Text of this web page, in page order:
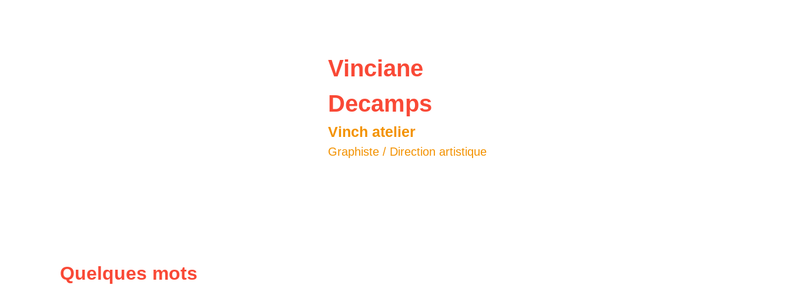
Vinciane
Decamps
Vinch atelier
Graphiste / Direction artistique
Quelques mots